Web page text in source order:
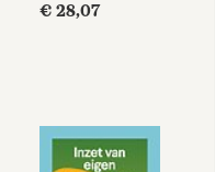
€ 28,07